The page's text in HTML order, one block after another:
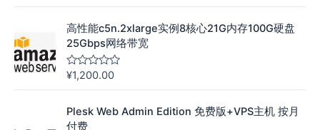
&
s
o
;
5
高性能c5n.2xlarge实例8核心21G内存100G硬盘
25Gbps网络带宽
评
s
o
¥1,200.00
Plesk Web Admin Edition 免费版+VPS主机 按月
付费